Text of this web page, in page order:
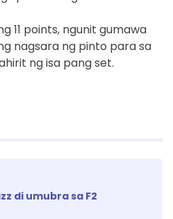
11 points, ngunit gumawa
nagsara ng pinto para sa
ng isa pang set.
di umubra sa F2